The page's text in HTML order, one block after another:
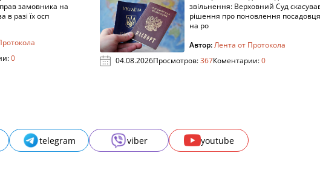
замовника на
в разі їх осп
0
звільнення: Верховний Суд
рішення про поновлення посадовця
на ро
Автор:Лента от Протокола
04.08.2026Просмотров:367Коментарии:0
telegram viber youtube